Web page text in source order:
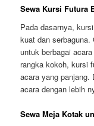
Sewa Kursi Futura
Pada dasarnya,
kuat dan
untuk berbagai
rangka kokoh, kursi
acara yang panjang.
acara dengan lebih
Sewa Meja Kotak